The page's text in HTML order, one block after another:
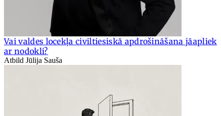
Vai valdes locekļa civiltiesiskā apdrošināšana jāapliek
ar nodokli?
Atbild Jūlija Sauša